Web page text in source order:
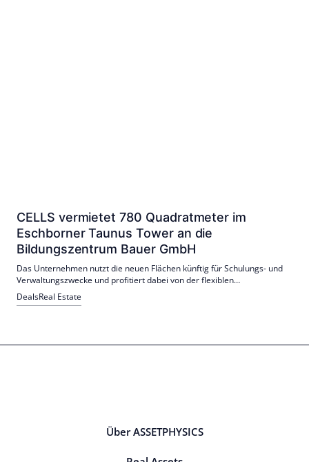
CELLS vermietet 780 Quadratmeter im
Eschborner Taunus Tower an die
Bildungszentrum Bauer GmbH
Das Unternehmen nutzt die neuen Flächen künftig für Schulungs- und
Verwaltungszwecke und profitiert dabei von der flexiblen
Flächenstruktur, den hellen Räumlichkeiten sowie den guten
Verkehrsanbindungen des Gebäudes.
DealsReal Estate
Über ASSETPHYSICS